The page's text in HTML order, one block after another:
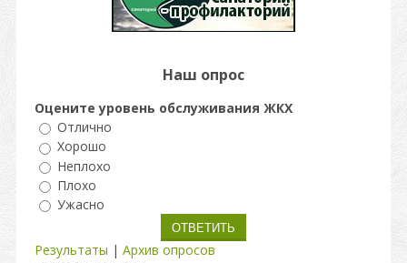
Наш опрос
Оцените уровень обслуживания ЖКХ
Отлично
Хорошо
Неплохо
Плохо
Ужасно
Результаты | Архив опросов